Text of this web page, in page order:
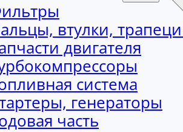
втулки,
двигателя
система
генераторы
часть